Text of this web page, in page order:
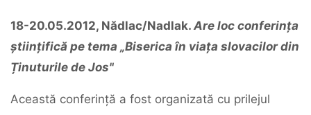
18-20.05.2012, Nădlac/Nadlak. Are loc conferința
științifică pe tema „Biserica în viața slovacilor din
Ținuturile de Jos"
Această conferință a fost organizată cu prilejul